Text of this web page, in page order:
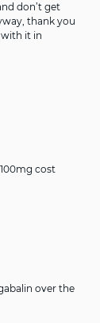
don’t get
thank you
it in
cost
over the